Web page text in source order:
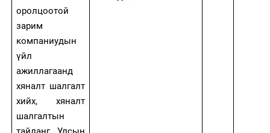
оролцоотой
зарим
компаниудын
үйл
ажиллагаанд
хяналт шалгалт
хийх, хяналт
шалгалтын